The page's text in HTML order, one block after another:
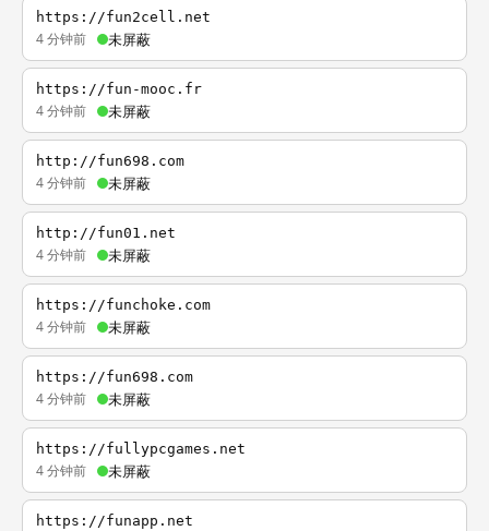
https://fun2cell.net
4 分钟前 未屏蔽
https://fun-mooc.fr
4 分钟前 未屏蔽
http://fun698.com
4 分钟前 未屏蔽
http://fun01.net
4 分钟前 未屏蔽
https://funchoke.com
4 分钟前 未屏蔽
https://fun698.com
4 分钟前 未屏蔽
https://fullypcgames.net
4 分钟前 未屏蔽
https://funapp.net